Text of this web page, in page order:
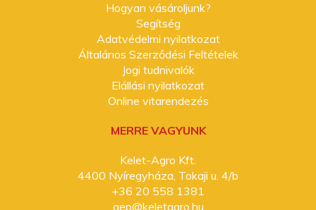
Hogyan vásároljunk?
Segítség
Adatvédelmi nyilatkozat
Általános Szerződési Feltételek
Jogi tudnivalók
Elállási nyilatkozat
Online vitarendezés
MERRE VAGYUNK
Kelet-Agro Kft.
4400 Nyíregyháza, Tokaji u. 4/b
+36 20 558 1381
gep@keletagro.hu